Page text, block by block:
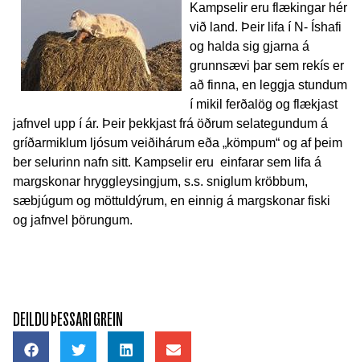
Kampselir eru flækingar hér
við land. Þeir lifa í N- Íshafi
og halda sig gjarna á
grunnsævi þar sem rekís er
að finna, en leggja stundum
í mikil ferðalög og flækjast
jafnvel upp í ár. Þeir þekkjast frá öðrum selategundum á
gríðarmiklum ljósum veiðihárum eða „kömpum“ og af þeim
ber selurinn nafn sitt. Kampselir eru einfarar sem lifa á
margskonar hryggleysingjum, s.s. sniglum kröbbum,
sæbjúgum og möttuldýrum, en einnig á margskonar fiski
og jafnvel þörungum.
DEILDU ÞESSARI GREIN